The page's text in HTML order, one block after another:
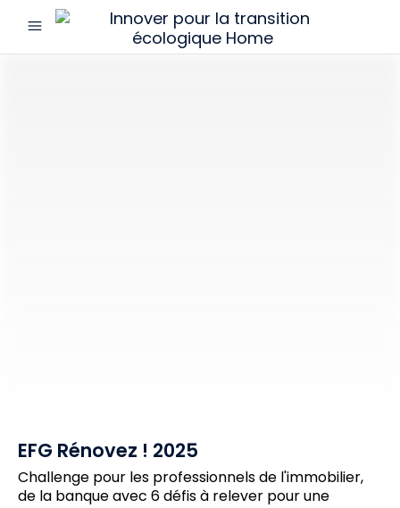
menu
Innover
EFG Rénovez ! 2025
Challenge pour les professionnels de l'immobilier,
de la banque avec 6 défis à relever pour une